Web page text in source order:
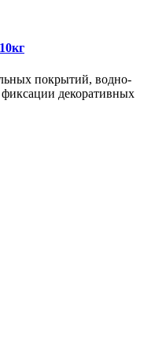
покрытий, водно-
декоративных